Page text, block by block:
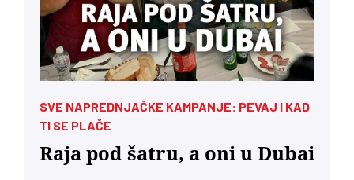
SVE NAPREDNJAČKE KAMPANJE: PEVAJ I KAD
TI SE PLAČE
Raja pod šatru, a oni u Dubai